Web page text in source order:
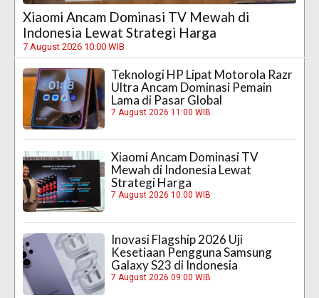
Xiaomi Ancam Dominasi TV Mewah di
Indonesia Lewat Strategi Harga
7 August 2026 10:00 WIB
Teknologi HP Lipat Motorola Razr
Ultra Ancam Dominasi Pemain
Lama di Pasar Global
7 August 2026 11:00 WIB
Xiaomi Ancam Dominasi TV
Mewah di Indonesia Lewat
Strategi Harga
7 August 2026 10:00 WIB
Inovasi Flagship 2026 Uji
Kesetiaan Pengguna Samsung
Galaxy S23 di Indonesia
7 August 2026 09:00 WIB